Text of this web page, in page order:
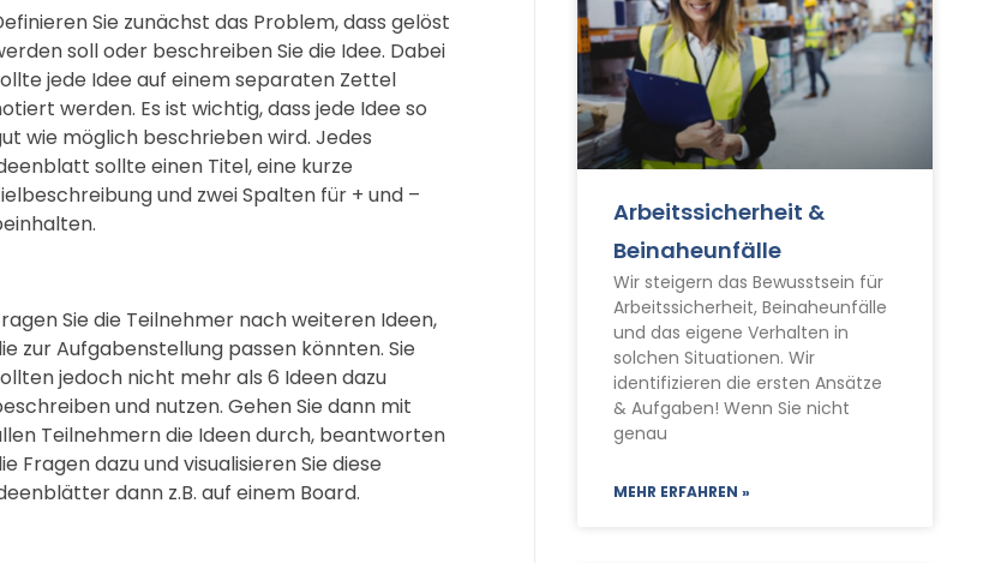
Sie zunächst das Problem, dass gelöst
soll oder beschreiben Sie die Idee. Dabei
jede Idee auf einem separaten Zettel
werden. Es ist wichtig, dass jede Idee so
wie möglich beschrieben wird. Jedes
sollte einen Titel, eine kurze
und zwei Spalten für + und –
Sie die Teilnehmer nach weiteren Ideen,
zur Aufgabenstellung passen könnten. Sie
jedoch nicht mehr als 6 Ideen dazu
und nutzen. Gehen Sie dann mit
Teilnehmern die Ideen durch, beantworten
Fragen dazu und visualisieren Sie diese
dann z.B. auf einem Board.
Arbeitssicherheit &
Beinaheunfälle
Wir steigern das Bewusstsein für
Arbeitssicherheit, Beinaheunfälle
und das eigene Verhalten in
solchen Situationen. Wir
identifizieren die ersten Ansätze
& Aufgaben! Wenn Sie nicht
genau
MEHR ERFAHREN »